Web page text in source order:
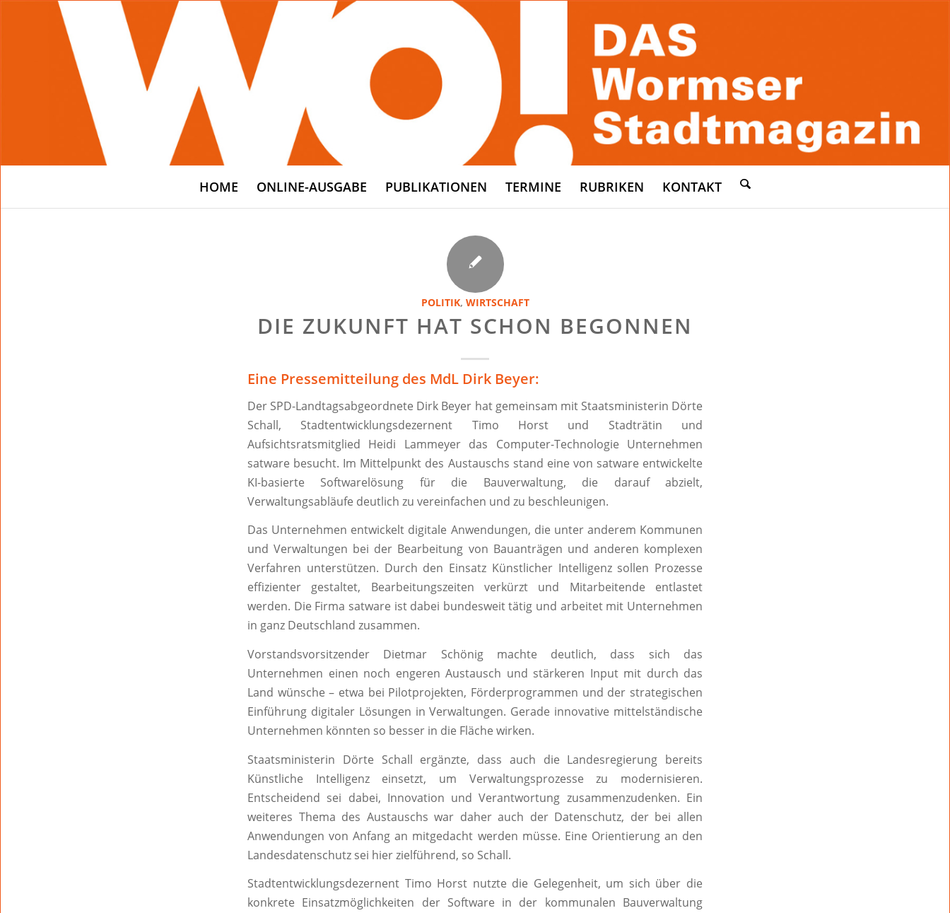
HOME ONLINE-AUSGABE PUBLIKATIONEN TERMINE RUBRIKEN KONTAKT
POLITIK, WIRTSCHAFT
DIE ZUKUNFT HAT SCHON BEGONNEN
Eine Pressemitteilung des MdL Dirk Beyer:
Der SPD-Landtagsabgeordnete Dirk Beyer hat gemeinsam mit Staatsministerin Dörte
Schall, Stadtentwicklungsdezernent Timo Horst und Stadträtin und
Aufsichtsratsmitglied Heidi Lammeyer das Computer-Technologie Unternehmen
satware besucht. Im Mittelpunkt des Austauschs stand eine von satware entwickelte
KI-basierte Softwarelösung für die Bauverwaltung, die darauf abzielt,
Verwaltungsabläufe deutlich zu vereinfachen und zu beschleunigen.
Das Unternehmen entwickelt digitale Anwendungen, die unter anderem Kommunen
und Verwaltungen bei der Bearbeitung von Bauanträgen und anderen komplexen
Verfahren unterstützen. Durch den Einsatz Künstlicher Intelligenz sollen Prozesse
effizienter gestaltet, Bearbeitungszeiten verkürzt und Mitarbeitende entlastet
werden. Die Firma satware ist dabei bundesweit tätig und arbeitet mit Unternehmen
in ganz Deutschland zusammen.
Vorstandsvorsitzender Dietmar Schönig machte deutlich, dass sich das
Unternehmen einen noch engeren Austausch und stärkeren Input mit durch das
Land wünsche – etwa bei Pilotprojekten, Förderprogrammen und der strategischen
Einführung digitaler Lösungen in Verwaltungen. Gerade innovative mittelständische
Unternehmen könnten so besser in die Fläche wirken.
Staatsministerin Dörte Schall ergänzte, dass auch die Landesregierung bereits
Künstliche Intelligenz einsetzt, um Verwaltungsprozesse zu modernisieren.
Entscheidend sei dabei, Innovation und Verantwortung zusammenzudenken. Ein
weiteres Thema des Austauschs war daher auch der Datenschutz, der bei allen
Anwendungen von Anfang an mitgedacht werden müsse. Eine Orientierung an den
Landesdatenschutz sei hier zielführend, so Schall.
Stadtentwicklungsdezernent Timo Horst nutzte die Gelegenheit, um sich über die
konkrete Einsatzmöglichkeiten der Software in der kommunalen Bauverwaltung